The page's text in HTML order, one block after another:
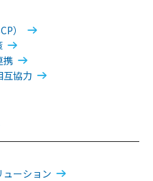
）
携
互協力
ーション